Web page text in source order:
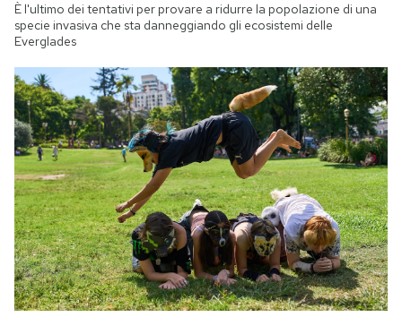
È l'ultimo dei tentativi per provare a ridurre la popolazione di una
specie invasiva che sta danneggiando gli ecosistemi delle
Everglades